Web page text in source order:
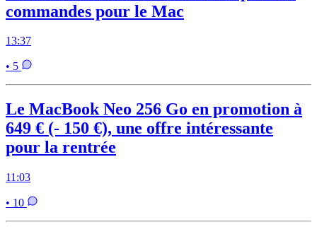
commandes pour le Mac
13:37
• 5
Le MacBook Neo 256 Go en promotion à
649 € (- 150 €), une offre intéressante
pour la rentrée
11:03
• 10